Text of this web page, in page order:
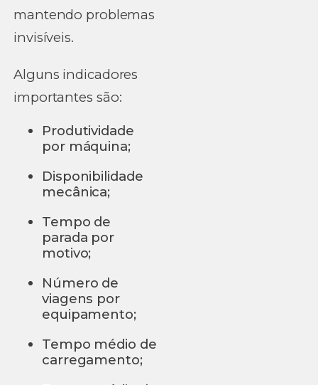
mantendo problemas
invisíveis.
Alguns indicadores
importantes são:
Produtividade
por máquina;
Disponibilidade
mecânica;
Tempo de
parada por
motivo;
Número de
viagens por
equipamento;
Tempo médio de
carregamento;